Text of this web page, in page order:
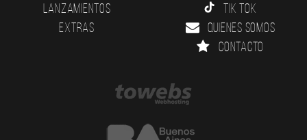
Lanzamientos
Extras
Tik Tok
Quienes somos
Contacto